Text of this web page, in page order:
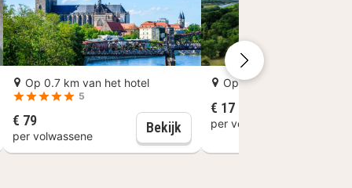
Op 0.7 km van het hotel
5
€ 79
per volwassene
Bekijk Maagdenburg:
Op 2.9 km van het hotel
€ 17
per volwassene